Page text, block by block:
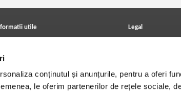
conținutul și anunțurile, pentru a oferi
le oferim partenerilor de rețele sociale,
utile
de livrare
- Cariere
Legal
Utilizare cookie-uri